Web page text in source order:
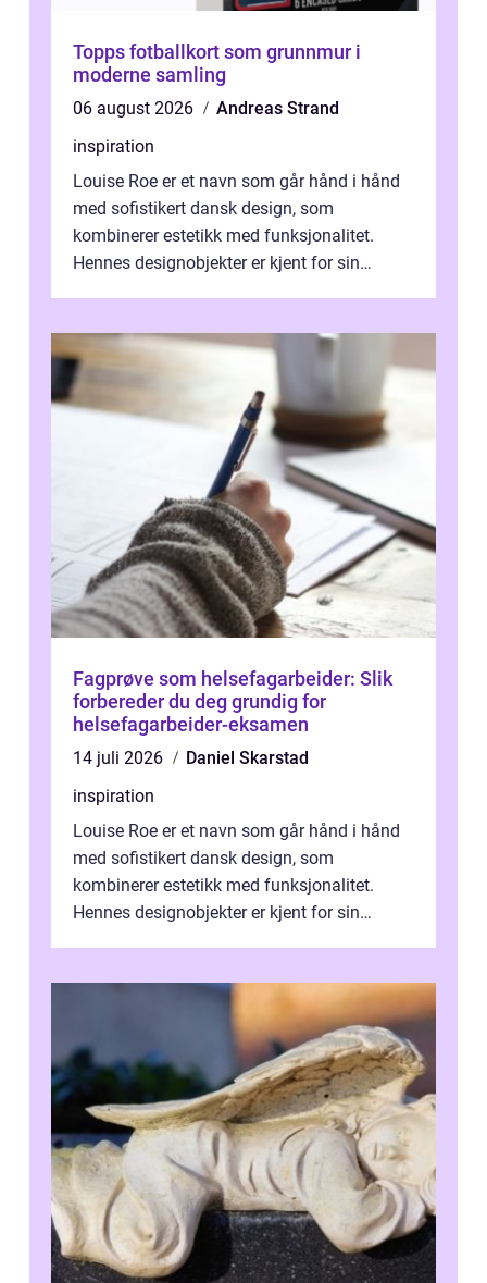
Topps fotballkort som grunnmur i
moderne samling
06 august 2026
Andreas Strand
inspiration
Louise Roe er et navn som går hånd i hånd
med sofistikert dansk design, som
kombinerer estetikk med funksjonalitet.
Hennes designobjekter er kjent for sin
Fagprøve som helsefagarbeider: Slik
forbereder du deg grundig for
helsefagarbeider-eksamen
14 juli 2026
Daniel Skarstad
inspiration
Louise Roe er et navn som går hånd i hånd
med sofistikert dansk design, som
kombinerer estetikk med funksjonalitet.
Hennes designobjekter er kjent for sin